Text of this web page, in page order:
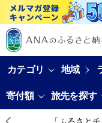
カテゴリ 地域
寄付額 旅先を探す